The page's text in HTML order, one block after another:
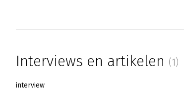
Interviews en artikelen (1)
interview